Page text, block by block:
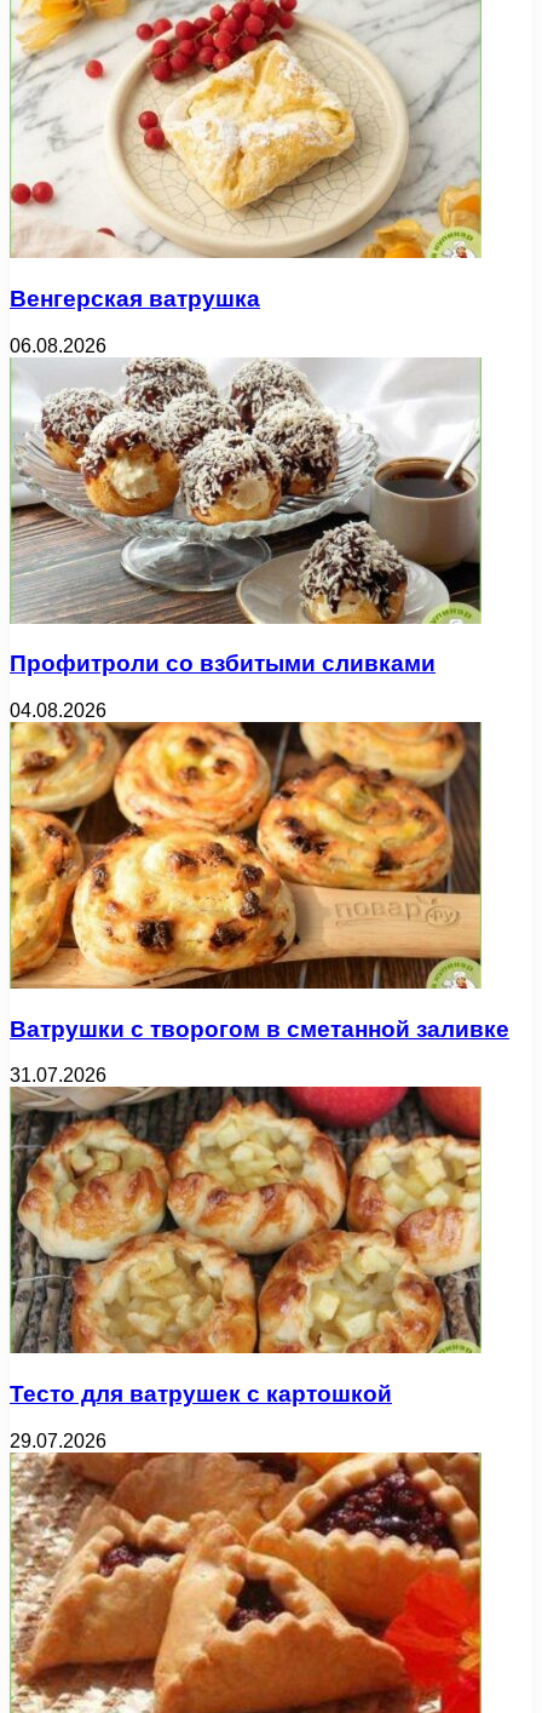
Венгерская ватрушка
06.08.2026
Профитроли со взбитыми сливками
04.08.2026
Ватрушки с творогом в сметанной заливке
31.07.2026
Тесто для ватрушек с картошкой
29.07.2026